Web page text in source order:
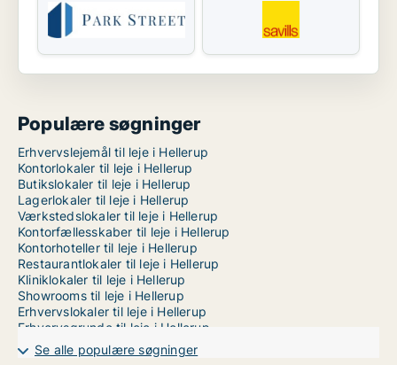
Populære søgninger
Erhvervslejemål til leje i Hellerup
Kontorlokaler til leje i Hellerup
Butikslokaler til leje i Hellerup
Lagerlokaler til leje i Hellerup
Værkstedslokaler til leje i Hellerup
Kontorfællesskaber til leje i Hellerup
Kontorhoteller til leje i Hellerup
Restaurantlokaler til leje i Hellerup
Kliniklokaler til leje i Hellerup
Showrooms til leje i Hellerup
Erhvervslokaler til leje i Hellerup
Erhvervsgrunde til leje i Hellerup
Garager til leje i København
Se alle populære søgninger